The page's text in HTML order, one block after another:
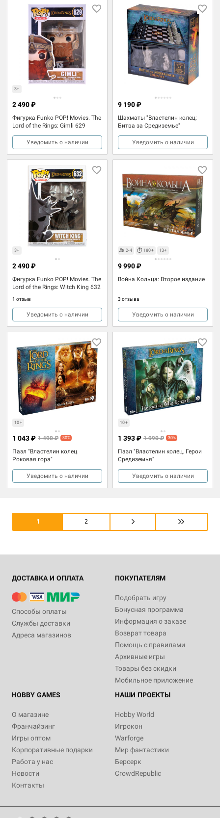
3+
Фигурка Funko POP! Movies. The
Lord of the Rings: Gimli 629
2 490 ₽
Уведомить о наличии
Шахматы "Властелин колец:
Битва за Средиземье"
9 190 ₽
Уведомить о наличии
3+
Фигурка Funko POP! Movies. The
Lord of the Rings: Witch King 632
1 отзыв
2 490 ₽
Уведомить о наличии
2-4 180+ 13+
Война Кольца: Второе издание
3 отзыва
9 990 ₽
Уведомить о наличии
10+
Пазл "Властелин колец.
Роковая гора"
1 043 ₽ 1 490 ₽ -30%
Уведомить о наличии
10+
Пазл "Властелин колец. Герои
Средиземья"
1 393 ₽ 1 990 ₽ -30%
Уведомить о наличии
1 2
ДОСТАВКА И ОПЛАТА
Способы оплаты
Службы доставки
Адреса магазинов
ПОКУПАТЕЛЯМ
Подобрать игру
Бонусная программа
Информация о заказе
Возврат товара
Помощь с правилами
Архивные игры
Товары без скидки
Мобильное приложение
HOBBY GAMES
О магазине
Франчайзинг
Игры оптом
Корпоративные подарки
Работа у нас
Новости
Контакты
НАШИ ПРОЕКТЫ
Hobby World
Игрокон
Warforge
Мир фантастики
Берсерк
CrowdRepublic